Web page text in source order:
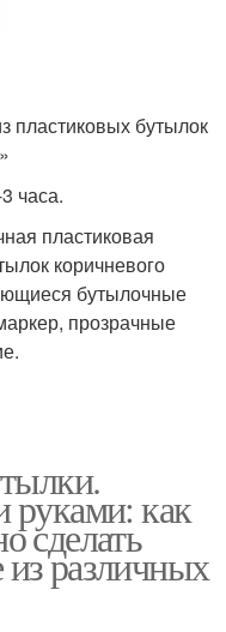
пластиковых бутылок
часа.
пластиковая
коричневого
бутылочные
прозрачные
руками: как
сделать
различных